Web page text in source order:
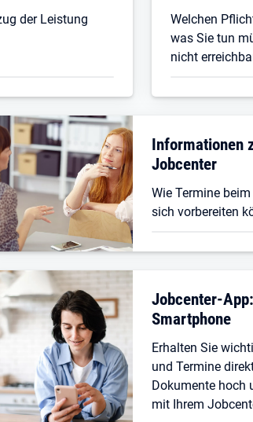
der Leistung
Welchen
was Sie tun
nicht
Informationen
Jobcenter
Wie Termine
sich vorbereiten
Jobcenter-
Smartphone
Erhalten Sie
und Termine
Dokumente hoch
mit Ihrem